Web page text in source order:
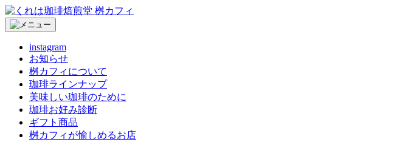
コ
ン
テ
フ
instagram
お知らせ
桝カフィについて
珈琲ラインナップ
美味しい珈琲のために
珈琲お好み診断
ギフト商品
桝カフィが愉しめるお店